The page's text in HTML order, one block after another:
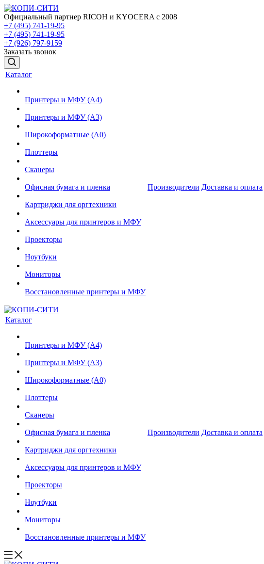
Официальный партнер RICOH и KYOCERA с 2008
+7 (495) 741-19-95
+7 (495) 741-19-95
+7 (926) 797-9159
Заказать звонок
Каталог
Принтеры и МФУ (А4)
Принтеры и МФУ (А3)
Широкоформатные (А0)
Плоттеры
Сканеры
Офисная бумага и пленка
Картриджи для оргтехники
Аксессуары для принтеров и МФУ
Проекторы
Ноутбуки
Мониторы
Восстановленные принтеры и МФУ
Производители Доставка и оплата
Каталог
Принтеры и МФУ (А4)
Принтеры и МФУ (А3)
Широкоформатные (А0)
Плоттеры
Сканеры
Офисная бумага и пленка
Картриджи для оргтехники
Аксессуары для принтеров и МФУ
Проекторы
Ноутбуки
Мониторы
Восстановленные принтеры и МФУ
Производители Доставка и оплата